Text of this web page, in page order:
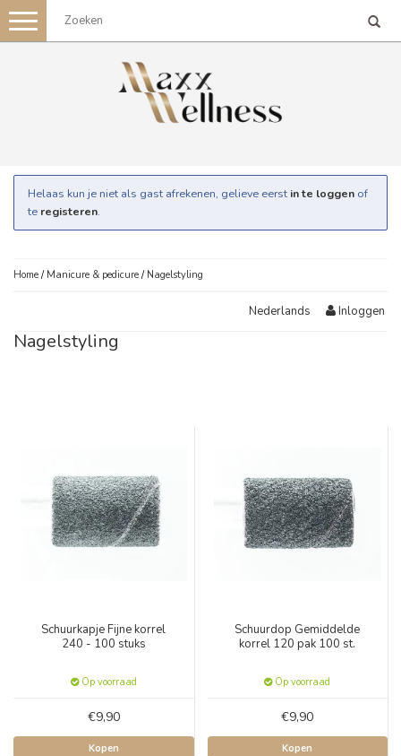
Toggle
navigation
Helaas kun je niet als gast afrekenen, gelieve eerst in te loggen of
te registeren.
Home / Manicure & pedicure / Nagelstyling
Nederlands Inloggen
Nagelstyling
Schuurkapje Fijne korrel
240 - 100 stuks
Op voorraad
€9,90
Kopen
Schuurdop Gemiddelde
korrel 120 pak 100 st.
Op voorraad
€9,90
Kopen